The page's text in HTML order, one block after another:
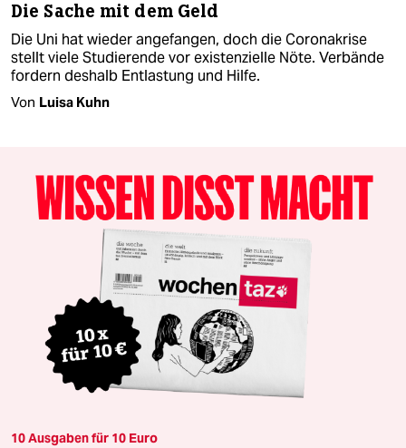
Die Sache mit dem Geld
Die Uni hat wieder angefangen, doch die Coronakrise
stellt viele Studierende vor existenzielle Nöte. Verbände
fordern deshalb Entlastung und Hilfe.
Von Luisa Kuhn
10 Ausgaben für 10 Euro